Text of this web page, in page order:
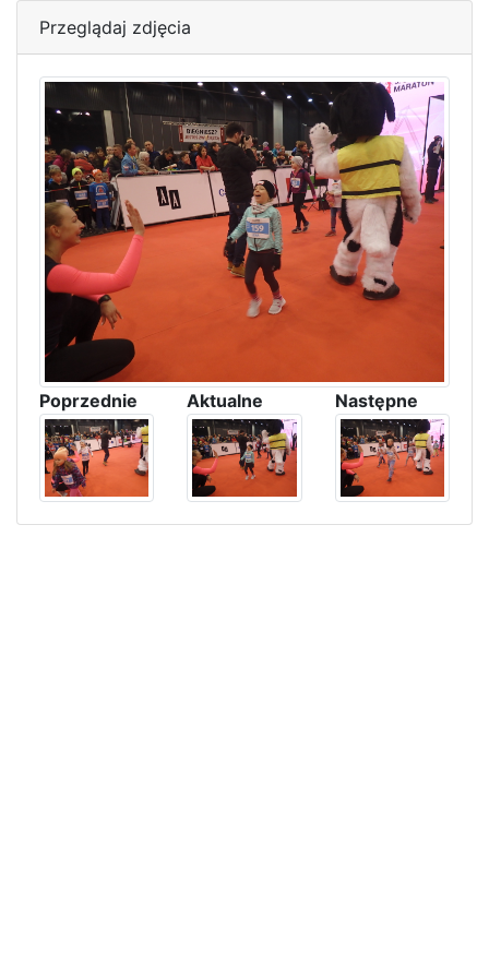
Przeglądaj zdjęcia
Poprzednie Aktualne Następne